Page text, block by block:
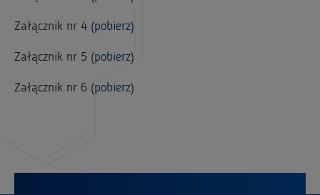
Załącznik nr 4 (pobierz)
Załącznik nr 5 (pobierz)
Załącznik nr 6 (pobierz)